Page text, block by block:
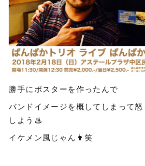
勝手にポスターを作ったんで
バンドイメージを概してしまって怒
しよう♨︎
イケメン風じゃん👨笑